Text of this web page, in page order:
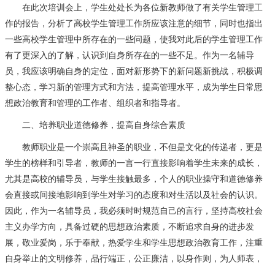
在此次培训会上，学生处处长为各位新教师做了有关学生管理工
作的报告，分析了高校学生管理工作所应该注意的细节，同时也指出
一些高校学生管理中所存在的一些问题，使我对此后的学生管理工作
有了更深入的了解，认识到自身所存在的一些不足。作为一名辅导
员，我应该明确自身的定位，面对新形势下的新问题新挑战，积极调
整心态，学习新的管理方式和方法，提高管理水平，成为学生日常思
想政治教育和管理的工作者、组织者和指导者。
二、培养职业道德修养，提高自身综合素质
教师职业是一个崇高且神圣的职业，不但是文化的传递者，更是
学生的榜样和引导者，教师的一言一行直接影响着学生未来的成长，
尤其是高校的辅导员，与学生接触最多，个人的职业操守和道德修养
会直接或间接地影响到学生对学习的态度和对生活以及社会的认识。
因此，作为一名辅导员，我必须时时规范自己的言行，坚持高校社会
主义办学方向，具备过硬的思想政治素质，不断追求自身的进步发
展，敬业爱岗，乐于奉献，热爱学生和学生思想政治教育工作，注重
自身举止的文明修养，品行端正，公正廉洁，以身作则，为人师表，